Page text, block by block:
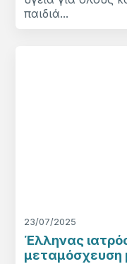
παιδιά...
23/07/2025
Έλληνας
μεταμόσχευση